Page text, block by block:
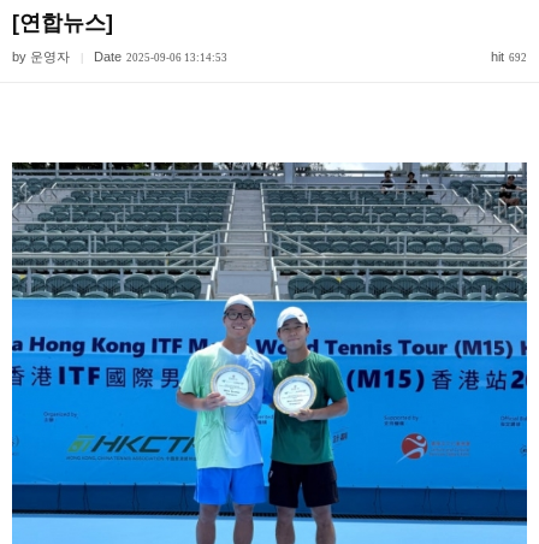
[연합뉴스]
by 운영자 Date 2025-09-06 13:14:53 hit 692